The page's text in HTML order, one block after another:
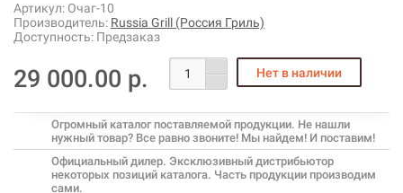
Артикул: Очаг-10
Производитель: Russia Grill (Россия Гриль)
Доступность: Предзаказ
29 000.00 р.
Огромный каталог поставляемой продукции. Не нашли
нужный товар? Все равно звоните! Мы найдем! И поставим!
Официальный дилер. Эксклюзивный дистрибьютор
некоторых позиций каталога. Часть продукции производим
сами.